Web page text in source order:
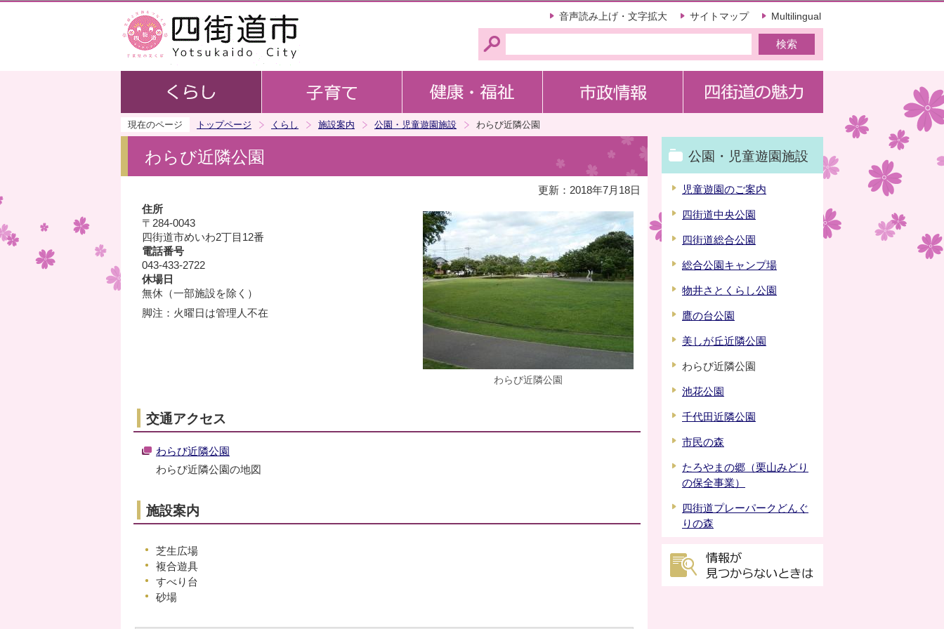
音声読み上げ・文字拡大 サイトマップ Multilingual
現在のページ トップページ くらし 施設案内 公園・児童遊園施設 わらび近隣公園
わらび近隣公園
更新：2018年7月18日
わらび近隣公園
住所
〒284-0043
四街道市めいわ2丁目12番
電話番号
043-433-2722
休場日
無休（一部施設を除く）
脚注：火曜日は管理人不在
交通アクセス
わらび近隣公園
わらび近隣公園の地図
施設案内
芝生広場
複合遊具
すべり台
砂場
公園・児童遊園施設
児童遊園のご案内
四街道中央公園
四街道総合公園
総合公園キャンプ場
物井さとくらし公園
鷹の台公園
美しが丘近隣公園
わらび近隣公園
池花公園
千代田近隣公園
市民の森
たろやまの郷（栗山みどり
の保全事業）
四街道プレーパークどんぐ
りの森